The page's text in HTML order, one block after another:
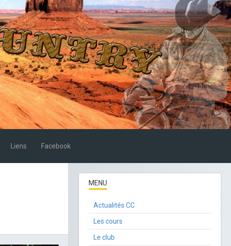
Liens Facebook
MENU
Actualités CC
Les cours
Le club